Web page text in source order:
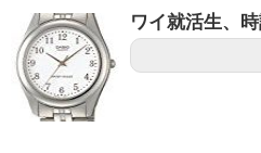
ワイ就活生、